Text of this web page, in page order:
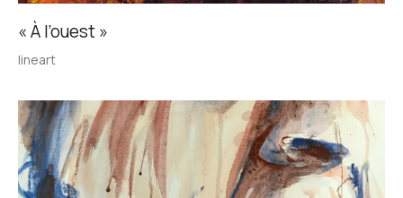
« À l’ouest »
lineart